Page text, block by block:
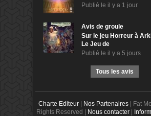
Publié le il y a 1 jour
Avis de groule
Sur le jeu Horreur à
Le Jeu de
Publié le il y a 5 jours
Tous les avis
Charte Editeur | Nos Partenaires | Fat
Rights Reserved | Nous contacter|